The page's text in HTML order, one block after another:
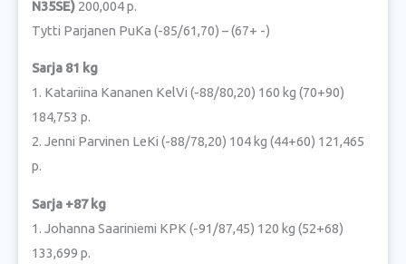
N35SE)200,004 p.
Tytti Parjanen PuKa (-85/61,70) – (67+ -)
Sarja 81 kg
1. Katariina Kananen KelVi (-88/80,20) 160 kg (70+90)
184,753 p.
2. Jenni Parvinen LeKi (-88/78,20) 104 kg (44+60) 121,465
p.
Sarja +87 kg
1. Johanna Saariniemi KPK (-91/87,45) 120 kg (52+68)
133,699 p.